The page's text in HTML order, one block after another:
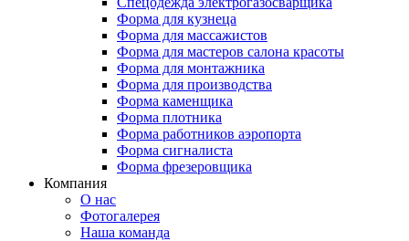
Форма для кузнеца
Форма для массажистов
Форма для мастеров салона красоты
Форма для монтажника
Форма для производства
Форма каменщика
Форма плотника
Форма работников аэропорта
Форма сигналиста
Форма фрезеровщика
Компания
О нас
Фотогалерея
Наша команда